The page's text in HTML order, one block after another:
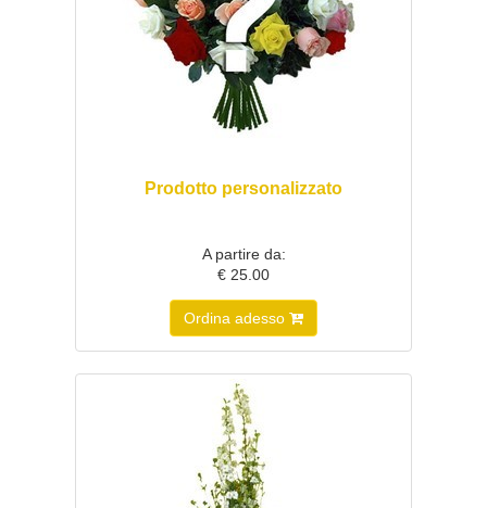
Prodotto personalizzato
A partire da:
€ 25.00
Ordina adesso